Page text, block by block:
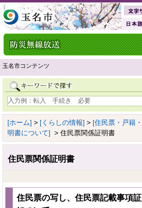
玉名市コンテンツ
[ホーム] > [くらしの情報] > [住民票・戸籍
明書について] > 住民票関係証明書
住民票関係証明書
住民票の写し、住民票記載事項